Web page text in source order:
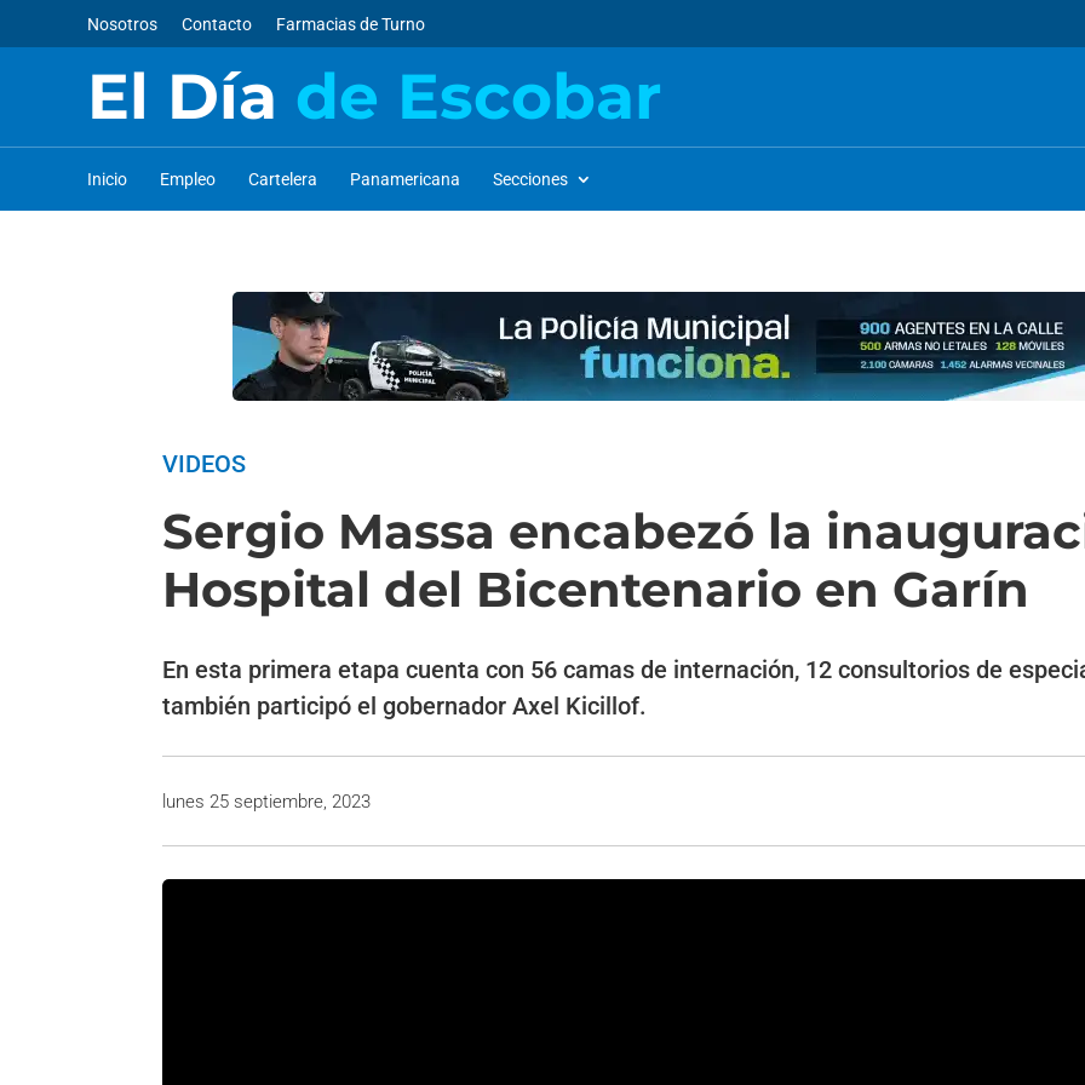
Nosotros Contacto Farmacias de Turno
El Día de Escobar
Inicio Empleo Cartelera Panamericana Secciones
VIDEOS
Sergio Massa encabezó la
Hospital del Bicentenario en Garín
En esta primera etapa cuenta con 56 camas de internación, 12 consultorios de
también participó el gobernador Axel Kicillof.
lunes 25 septiembre, 2023